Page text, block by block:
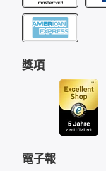
獎項
電子報